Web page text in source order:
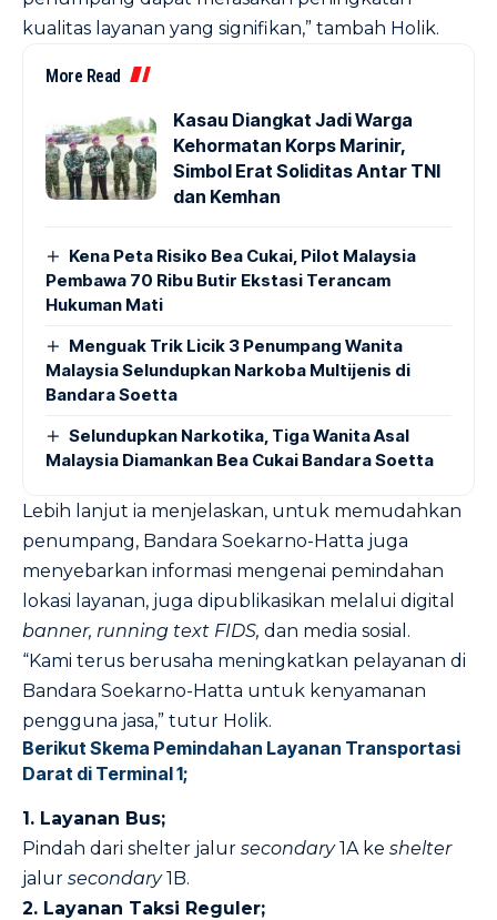
kualitas layanan yang signifikan,” tambah Holik.
More Read
Kasau Diangkat Jadi Warga
Kehormatan Korps Marinir,
Simbol Erat Soliditas Antar TNI
dan Kemhan
Kena Peta Risiko Bea Cukai, Pilot Malaysia
Pembawa 70 Ribu Butir Ekstasi Terancam
Hukuman Mati
Menguak Trik Licik 3 Penumpang Wanita
Malaysia Selundupkan Narkoba Multijenis di
Bandara Soetta
Selundupkan Narkotika, Tiga Wanita Asal
Malaysia Diamankan Bea Cukai Bandara Soetta
Lebih lanjut ia menjelaskan, untuk memudahkan
penumpang, Bandara Soekarno-Hatta juga
menyebarkan informasi mengenai pemindahan
lokasi layanan, juga dipublikasikan melalui digital
banner, running text FIDS, dan media sosial.
“Kami terus berusaha meningkatkan pelayanan di
Bandara Soekarno-Hatta untuk kenyamanan
pengguna jasa,” tutur Holik.
Berikut Skema Pemindahan Layanan Transportasi
Darat di Terminal 1;
1. Layanan Bus;
Pindah dari shelter jalur secondary1A ke shelter
jalur secondary1B.
2. Layanan Taksi Reguler;